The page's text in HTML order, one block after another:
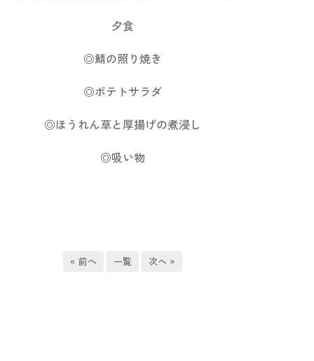
夕食
◎鯖の照り焼き
◎ポテトサラダ
◎ほうれん草と厚揚げの煮浸し
◎吸い物
« 前へ 一覧 次へ »